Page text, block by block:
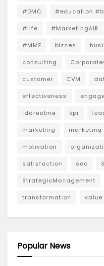
#DMC #education
#life #MarketingAIR
#MMF biznes
consulting
customer CVM
effectiveness
idarəetmə kpi
marketing marketinq
motivation
satisfaction seo
StrategicManagement
transformation value
Popular News